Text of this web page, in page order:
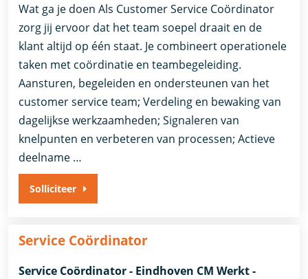
Wat ga je doen Als Customer Service Coördinator
zorg jij ervoor dat het team soepel draait en de
klant altijd op één staat. Je combineert operationele
taken met coördinatie en teambegeleiding.
Aansturen, begeleiden en ondersteunen van het
customer service team; Verdeling en bewaking van
dagelijkse werkzaamheden; Signaleren van
knelpunten en verbeteren van processen; Actieve
deelname …
Solliciteer
Service Coördinator
Service Coördinator - Eindhoven CM Werkt -